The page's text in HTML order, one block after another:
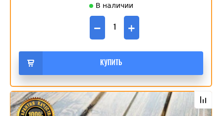
В наличии
− +
КУПИТЬ